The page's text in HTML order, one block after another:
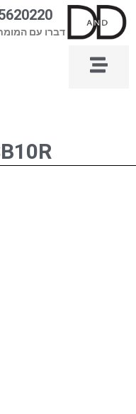
דילוג
לתוכן
דברו עם